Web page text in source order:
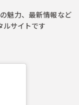
魅力、最新情報など
ルサイトです